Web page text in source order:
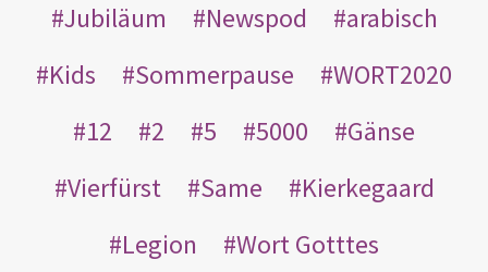
Jubiläum
Newspod
arabisch
Kids
Sommerpause
WORT2020
12
2 5 5000
Gänse
Vierfürst
Same
Kierkegaard
Legion
Wort Gotttes